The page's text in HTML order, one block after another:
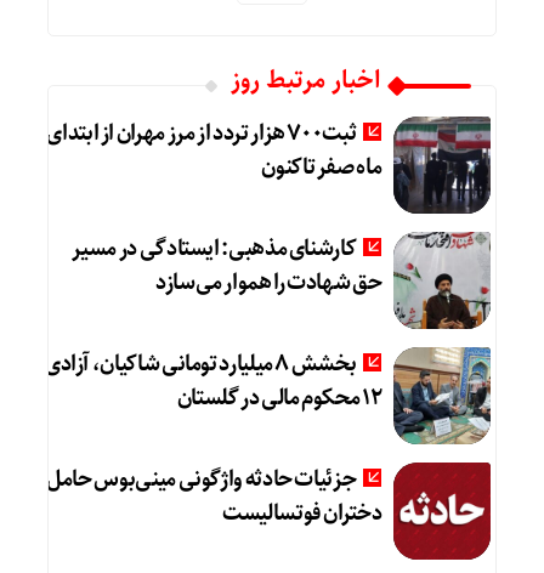
اخبار مرتبط روز
ثبت۷۰۰ هزار تردد از مرز مهران از ابتدای
ماه صفر تاکنون
کارشنای مذهبی: ایستادگی در مسیر
حق شهادت را هموار می‌سازد
بخشش ۸ میلیارد تومانی شاکیان، آزادی
۱۲ محکوم مالی در گلستان
جزئیات حادثه واژگونی مینی‌بوس حامل
دختران فوتسالیست